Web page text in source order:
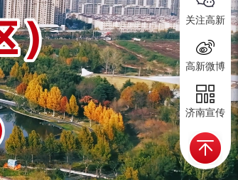
关注高新
高新微博
济南宣传